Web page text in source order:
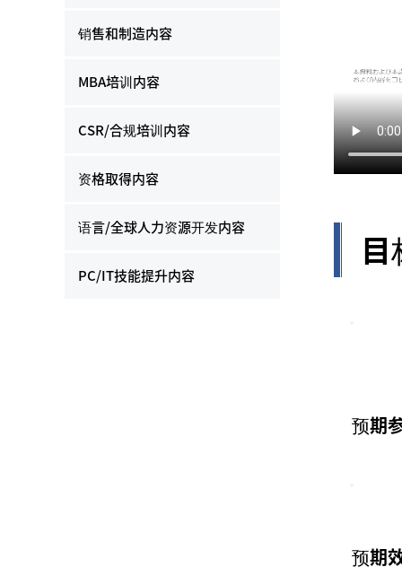
销售和制造内容
MBA培训内容
CSR/合规培训内容
资格取得内容
语言/全球人力资源开发内容
PC/IT技能提升内容
预期
预期